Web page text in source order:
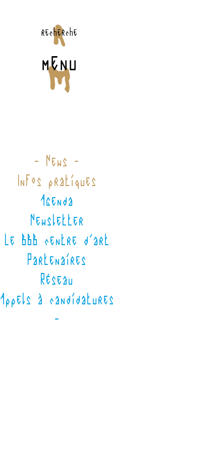
recherche
menu
- News -
Infos pratiques
Agenda
Newsletter
Le BBB centre d'art
Partenaires
Réseau
Appels à candidatures
-